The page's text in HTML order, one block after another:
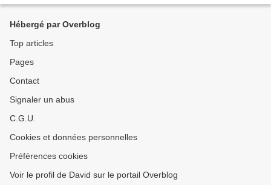
Hébergé par Overblog
Top articles
Pages
Contact
Signaler un abus
C.G.U.
Cookies et données personnelles
Préférences cookies
Voir le profil de David sur le portail Overblog